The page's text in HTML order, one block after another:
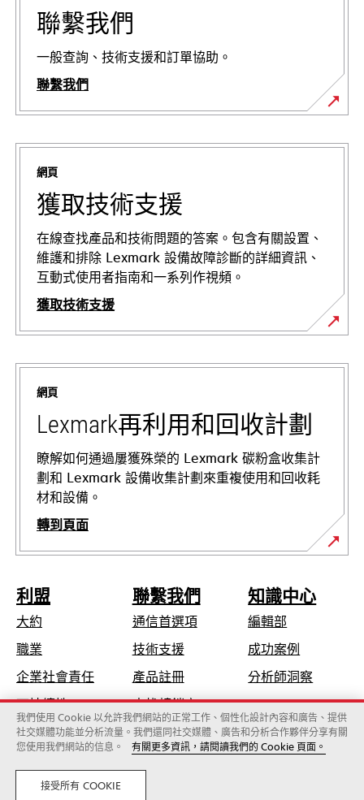
聯繫我們
一般查詢、技術支援和訂單協助。
聯繫我們
網頁
獲取技術支援
在線查找產品和技術問題的答案。包含有關設置、
維護和排除 Lexmark 設備故障診斷的詳細資訊、
互動式使用者指南和一系列作視頻。
獲取技術支援
在
新
網頁
Lexmark再利用和回收計劃
瞭解如何通過屢獲殊榮的 Lexmark 碳粉盒收集計
劃和 Lexmark 設備收集計劃來重複使用和回收耗
材和設備。
轉到頁面
利盟
大約
職業
企業社會責任在
新
標
籤
中
開
啟
可持續性
聯繫我們
通信首選項
技術支援在
標
籤
中
開
產品註冊
查找轉銷商
知識中心
編輯部
成功案例
分析師洞察
Lexmark國際股份有限公司，為Xerox旗下公司
©2026 版權所有，翻製必究。
法律 隱私
我們使用 Cookie 以允許我們網站的正常工作、個性化設計內容和廣告、提供
社交媒體功能並分析流量。我們還同社交媒體、廣告和分析合作夥伴分享有關
您使用我們網站的信息。
有關更多資訊，請閱讀我們的 Cookie 頁面。
接受所有 COOKIE